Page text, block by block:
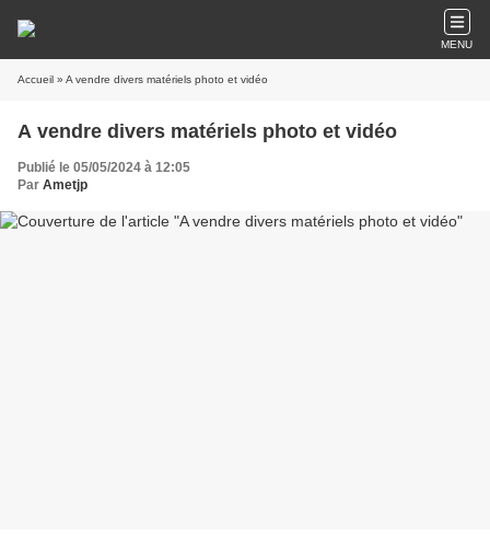
MENU
Accueil » A vendre divers matériels photo et vidéo
A vendre divers matériels photo et vidéo
Publié le 05/05/2024 à 12:05
Par Ametjp